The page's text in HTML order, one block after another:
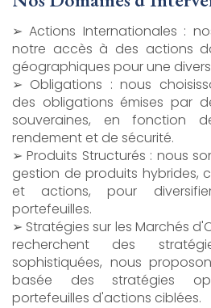
➢ Actions Internationales :
notre accès à des actions
géographiques pour une
➢ Obligations : nous
des obligations émises par
souveraines, en fonction
rendement et de sécurité.
➢ Produits Structurés : nous
gestion de produits hybrides,
et actions, pour
portefeuilles.
➢ Stratégies sur les Marchés
recherchent des
sophistiquées, nous
basée des stratégies
portefeuilles d'actions ciblées.